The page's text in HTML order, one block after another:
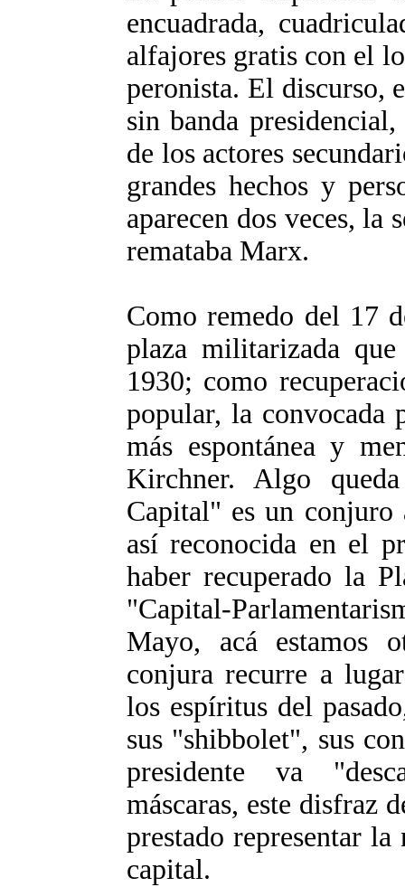
encuadrada,
alfajores gratis con el
peronista. El discurso,
sin banda
de los actores
grandes hechos y
aparecen dos veces, la
remataba Marx.
Como remedo del 17
plaza militarizada
1930; como
popular, la convocada
más espontánea y
Kirchner. Algo
Capital" es un conjuro
así reconocida en el
haber recuperado la
"Capital-
Mayo, acá estamos
conjura recurre a
los espíritus del
sus "shibbolet", sus
presidente va
máscaras, este disfraz
prestado representar
capital.